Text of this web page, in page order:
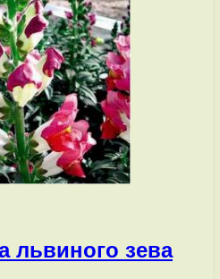
львиного зева